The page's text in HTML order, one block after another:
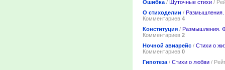
Ошибка / Шуточные стихи /
О стиходелии /
Комментариев 4
Конституция / Размышления.
Комментариев 2
Ночной авиарейс / Стихи о
Комментариев 0
Гипотеза / Стихи о любви /